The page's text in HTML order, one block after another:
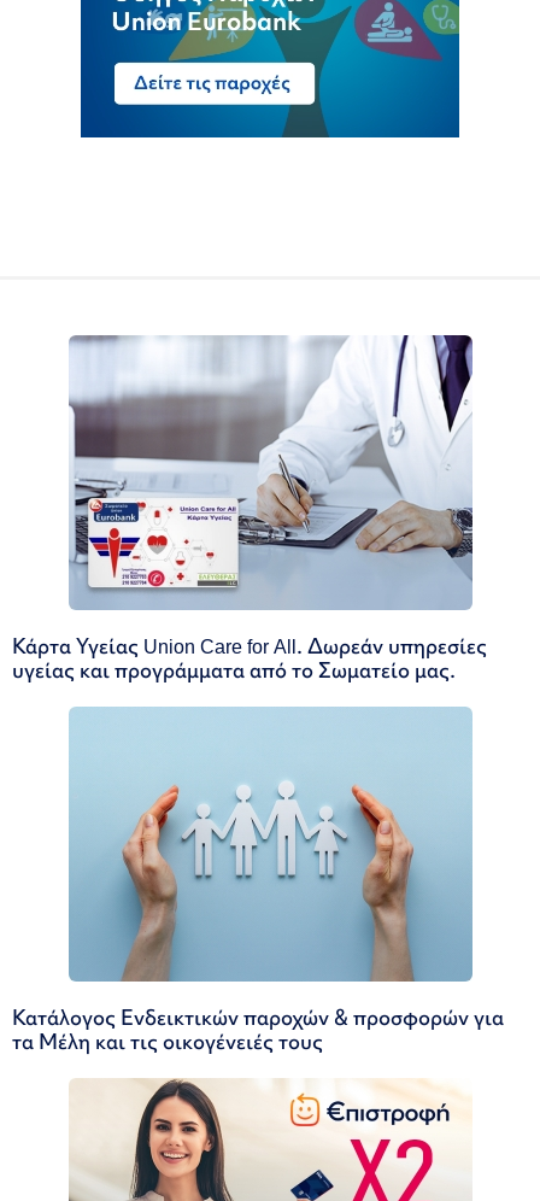
Κάρτα Υγείας Union Care for All. Δωρεάν υπηρεσίες
υγείας και προγράμματα από το Σωματείο μας.
Κατάλογος Ενδεικτικών παροχών & προσφορών για
τα Μέλη και τις οικογένειές τους